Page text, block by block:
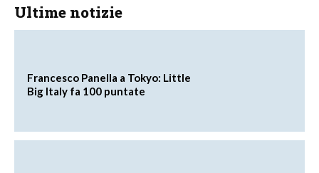
Ultime notizie
Francesco Panella a Tokyo: Little
Big Italy fa 100 puntate